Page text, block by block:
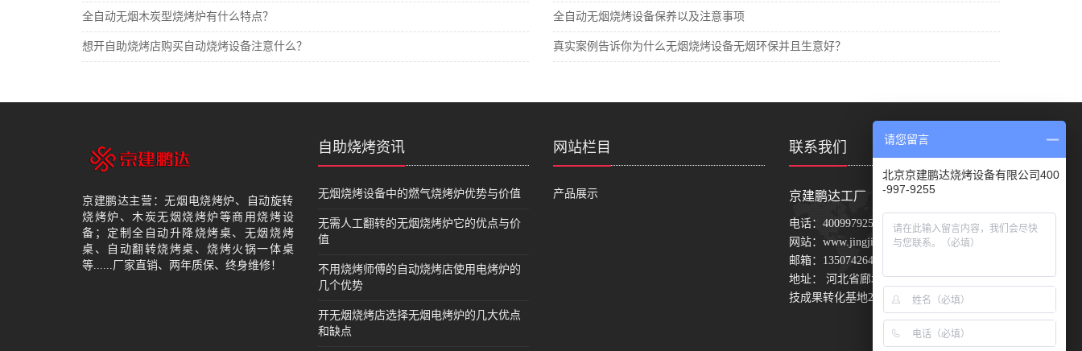
全自动无烟木炭型烧烤炉有什么特点？ 全自动无烟烧烤设备保养以及注意事项
想开自助烧烤店购买自动烧烤设备注意什么？ 真实案例告诉你为什么无烟烧烤设备无烟环保并且生意好？
京建鹏达主营：无烟电烧烤炉、自动旋转
烧烤炉、木炭无烟烧烤炉等商用烧烤设
备；定制全自动升降烧烤桌、无烟烧烤
桌、自动翻转烧烤桌、烧烤火锅一体桌
等......厂家直销、两年质保、终身维修！
自助烧烤资讯
无烟烧烤设备中的燃气烧烤炉优势与价值
无需人工翻转的无烟烧烤炉它的优点与价
值
不用烧烤师傅的自动烧烤店使用电烤炉的
几个优势
开无烟烧烤店选择无烟电烤炉的几大优点
和缺点
网站栏目
产品展示
联系我们
京建鹏达工厂
电话： 4009979255
网站： www.jingjianpengda.com
邮箱： 1350742647@qq.com
地址： 河北省廊坊市固安县东湾中关村科
技成果转化基地24号楼
请您留言
北京京建鹏达烧烤设备有限公司400
-997-9255